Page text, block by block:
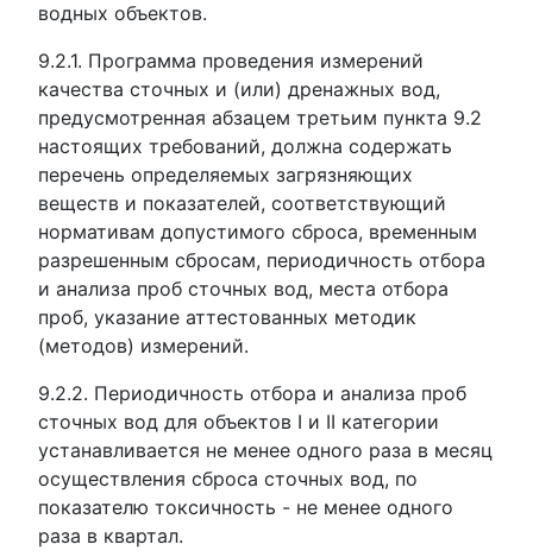
водных объектов.
9.2.1. Программа проведения измерений
качества сточных и (или) дренажных вод,
предусмотренная абзацем третьим пункта 9.2
настоящих требований, должна содержать
перечень определяемых загрязняющих
веществ и показателей, соответствующий
нормативам допустимого сброса, временным
разрешенным сбросам, периодичность отбора
и анализа проб сточных вод, места отбора
проб, указание аттестованных методик
(методов) измерений.
9.2.2. Периодичность отбора и анализа проб
сточных вод для объектов I и II категории
устанавливается не менее одного раза в месяц
осуществления сброса сточных вод, по
показателю токсичность - не менее одного
раза в квартал.